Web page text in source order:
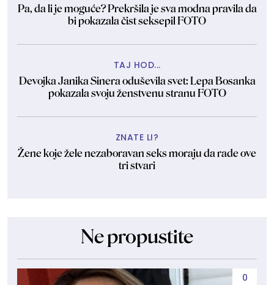
Pa, da li je moguće? Prekršila je sva modna pravila da
bi pokazala čist seksepil FOTO
TAJ HOD...
Devojka Janika Sinera oduševila svet: Lepa Bosanka
pokazala svoju ženstvenu stranu FOTO
ZNATE LI?
Žene koje žele nezaboravan seks moraju da rade ove
tri stvari
Ne propustite
0